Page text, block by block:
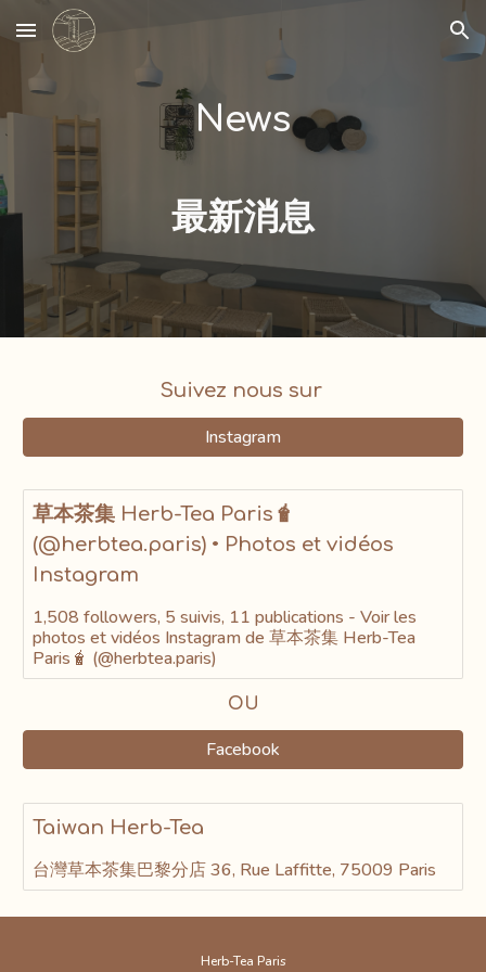
Skip to main content Skip to navigation
News
最新消息
Suivez nous sur
Instagram
草本茶集 Herb-Tea Paris🧋
(@herbtea.paris) • Photos et vidéos
Instagram
1,508 followers, 5 suivis, 11 publications - Voir les
photos et vidéos Instagram de 草本茶集 Herb-Tea
Paris🧋 (@herbtea.paris)
OU
Facebook
Taiwan Herb-Tea
台灣草本茶集巴黎分店 36, Rue Laffitte, 75009 Paris
Herb-Tea Paris